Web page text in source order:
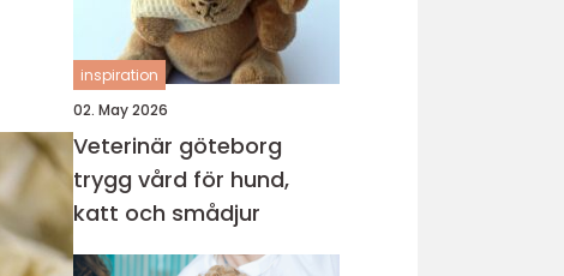
inspiration
02. May 2026
Veterinär göteborg
trygg vård för hund,
katt och smådjur